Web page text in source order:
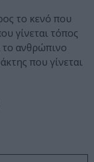
το κενό που
γίνεται τόπος
ανθρώπινο
που γίνεται